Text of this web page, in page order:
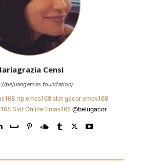
Censi
pejuangemas.foundation/
rtp emas168 slot gacor emas168
Slot Online Emas168@belugacor